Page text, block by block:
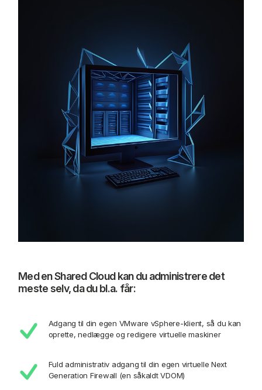
Med en Shared Cloud kan du administrere det
meste selv, da du bl.a. får:
Adgang til din egen VMware vSphere-klient, så du kan
oprette, nedlægge og redigere virtuelle maskiner
Fuld administrativ adgang til din egen virtuelle Next
Generation Firewall (en såkaldt VDOM)